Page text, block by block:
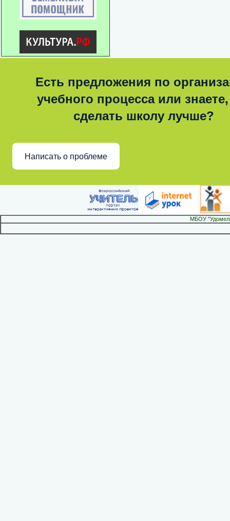
Есть предложения по
учебного процесса или знаете,
сделать школу лучше?
Написать о проблеме
МБОУ